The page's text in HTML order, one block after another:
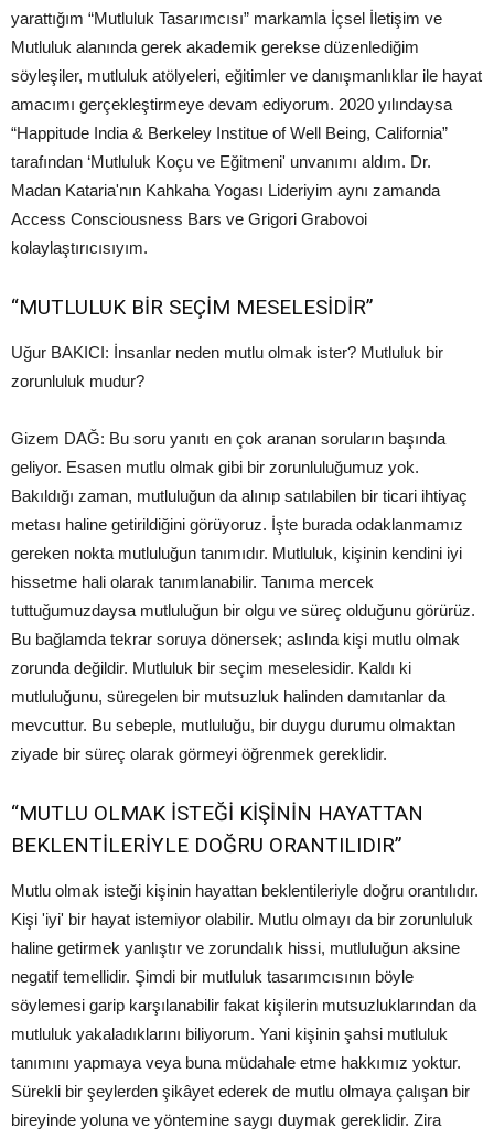
yarattığım “Mutluluk Tasarımcısı” markamla İçsel İletişim ve
Mutluluk alanında gerek akademik gerekse düzenlediğim
söyleşiler, mutluluk atölyeleri, eğitimler ve danışmanlıklar ile hayat
amacımı gerçekleştirmeye devam ediyorum. 2020 yılındaysa
“Happitude India & Berkeley Institue of Well Being, California”
tarafından ‘Mutluluk Koçu ve Eğitmeni' unvanımı aldım. Dr.
Madan Kataria'nın Kahkaha Yogası Lideriyim aynı zamanda
Access Consciousness Bars ve Grigori Grabovoi
kolaylaştırıcısıyım.
“MUTLULUK BİR SEÇİM MESELESİDİR”
Uğur BAKICI: İnsanlar neden mutlu olmak ister? Mutluluk bir
zorunluluk mudur?
Gizem DAĞ: Bu soru yanıtı en çok aranan soruların başında
geliyor. Esasen mutlu olmak gibi bir zorunluluğumuz yok.
Bakıldığı zaman, mutluluğun da alınıp satılabilen bir ticari ihtiyaç
metası haline getirildiğini görüyoruz. İşte burada odaklanmamız
gereken nokta mutluluğun tanımıdır. Mutluluk, kişinin kendini iyi
hissetme hali olarak tanımlanabilir. Tanıma mercek
tuttuğumuzdaysa mutluluğun bir olgu ve süreç olduğunu görürüz.
Bu bağlamda tekrar soruya dönersek; aslında kişi mutlu olmak
zorunda değildir. Mutluluk bir seçim meselesidir. Kaldı ki
mutluluğunu, süregelen bir mutsuzluk halinden damıtanlar da
mevcuttur. Bu sebeple, mutluluğu, bir duygu durumu olmaktan
ziyade bir süreç olarak görmeyi öğrenmek gereklidir.
“MUTLU OLMAK İSTEĞİ KİŞİNİN HAYATTAN
BEKLENTİLERİYLE DOĞRU ORANTILIDIR”
Mutlu olmak isteği kişinin hayattan beklentileriyle doğru orantılıdır.
Kişi 'iyi' bir hayat istemiyor olabilir. Mutlu olmayı da bir zorunluluk
haline getirmek yanlıştır ve zorundalık hissi, mutluluğun aksine
negatif temellidir. Şimdi bir mutluluk tasarımcısının böyle
söylemesi garip karşılanabilir fakat kişilerin mutsuzluklarından da
mutluluk yakaladıklarını biliyorum. Yani kişinin şahsi mutluluk
tanımını yapmaya veya buna müdahale etme hakkımız yoktur.
Sürekli bir şeylerden şikâyet ederek de mutlu olmaya çalışan bir
bireyinde yoluna ve yöntemine saygı duymak gereklidir. Zira